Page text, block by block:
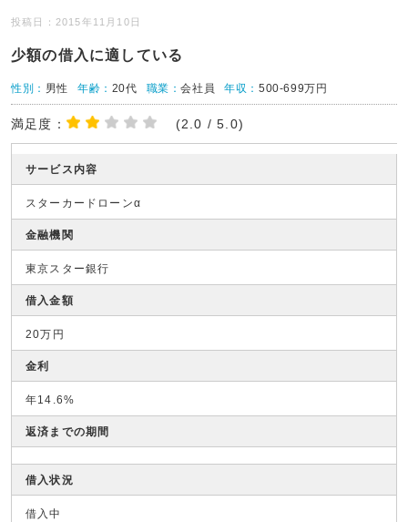
投稿日：2015年11月10日
少額の借入に適している
性別： 男性 年齢： 20代 職業：会社員 年収：500-699万円
満足度： (2.0 / 5.0)
サービス内容
スターカードローンα
金融機関
東京スター銀行
借入金額
20万円
金利
年14.6%
返済までの期間
借入状況
借入中